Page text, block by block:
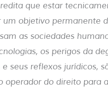
que estar
objetivo permanente
as sociedades
os perigos da
seus reflexos jurídicos,
do direito para